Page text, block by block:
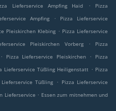
Lieferservice Ampfing Haid .
Pizza
Ampfing .
Pizza Lieferservice
Pleiskirchen Klebing . Pizza Lieferservice
Pleiskirchen Vorberg .
Pizza
. Pizza Lieferservice Pleiskirchen .
Pizza
Lieferservice Tüßling Heiligenstatt . Pizza
Lieferservice Tüßling . Pizza Lieferservice
Lieferservice . Essen zum mitnehmen und